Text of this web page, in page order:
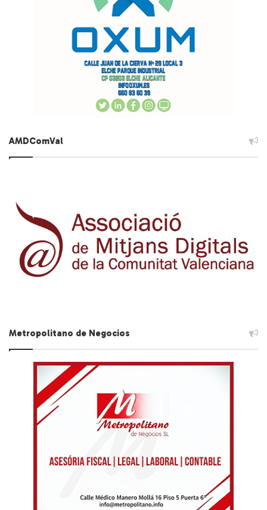
AMDComVal
Metropolitano de Negocios